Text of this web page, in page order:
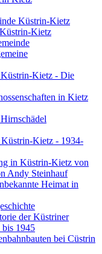
Küstrin-Kietz
Kietz
Küstrin-Kietz - Die
in Kietz
Küstrin-Kietz - 1934-
in Küstrin-Kietz von
Andy Steinhauf
Heimat in
der Küstriner
1945
bei Cüstrin